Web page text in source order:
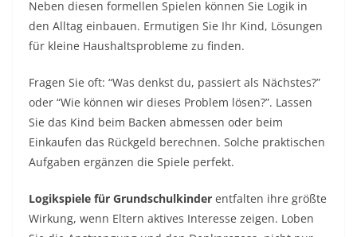
Neben diesen formellen Spielen können Sie Logik in
den Alltag einbauen. Ermutigen Sie Ihr Kind, Lösungen
für kleine Haushaltsprobleme zu finden.
Fragen Sie oft: “Was denkst du, passiert als Nächstes?”
oder “Wie können wir dieses Problem lösen?”. Lassen
Sie das Kind beim Backen abmessen oder beim
Einkaufen das Rückgeld berechnen. Solche praktischen
Aufgaben ergänzen die Spiele perfekt.
Logikspiele für Grundschulkinder entfalten ihre größte
Wirkung, wenn Eltern aktives Interesse zeigen. Loben